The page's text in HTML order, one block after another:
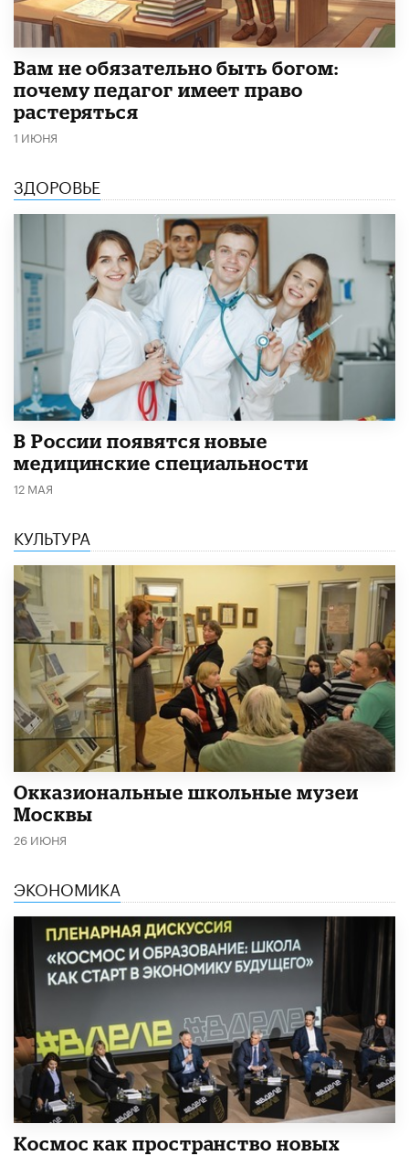
​Вам не обязательно быть богом:
почему педагог имеет право
растеряться
1 ИЮНЯ
ЗДОРОВЬЕ
В России появятся новые
медицинские специальности
12 МАЯ
КУЛЬТУРА
​Окказиональные школьные музеи
Москвы
26 ИЮНЯ
ЭКОНОМИКА
Космос как пространство новых